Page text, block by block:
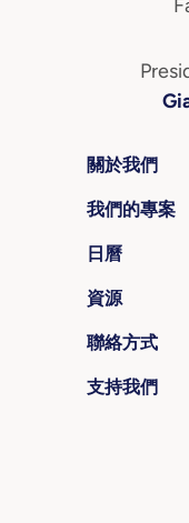
關於我們
我們的專案
日曆
資源
聯絡方式
支持我們